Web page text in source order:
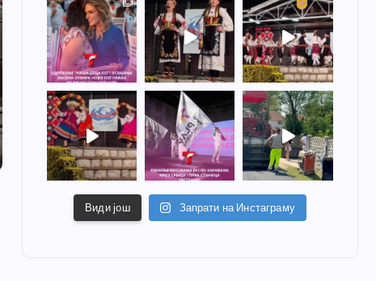
Види још Запрати на Инстаграму